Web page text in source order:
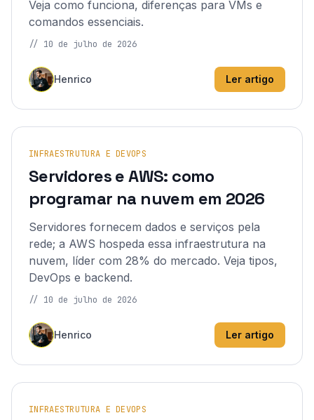
Veja como funciona, diferenças para VMs e
comandos essenciais.
// 10 de julho de 2026
Henrico Ler artigo
INFRAESTRUTURA E DEVOPS
Servidores e AWS: como
programar na nuvem em 2026
Servidores fornecem dados e serviços pela
rede; a AWS hospeda essa infraestrutura na
nuvem, líder com 28% do mercado. Veja tipos,
DevOps e backend.
// 10 de julho de 2026
Henrico Ler artigo
INFRAESTRUTURA E DEVOPS